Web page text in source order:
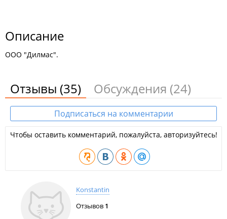
Описание
ООО "Дилмас".
Отзывы (35) Обсуждения (24)
Подписаться на комментарии
Чтобы оставить комментарий, пожалуйста, авторизуйтесь!
Konstantin
Отзывов 1